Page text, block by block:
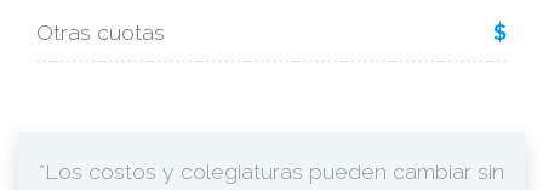
Otras cuotas $
*Los costos y colegiaturas pueden cambiar sin